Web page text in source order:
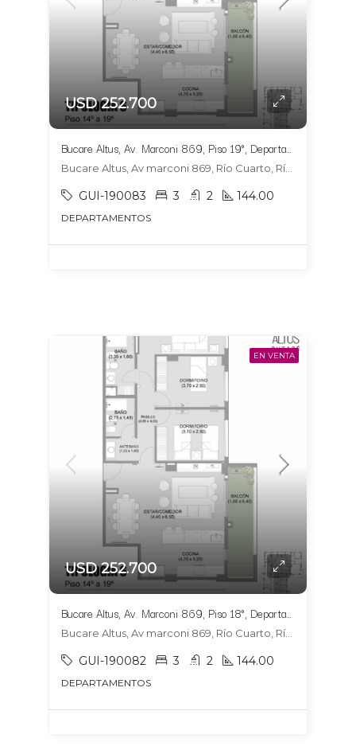
USD 252.700
Bucare Altus, Av. Marconi 869, Piso 19°, Departamento 1904, Tipologia 6
Bucare Altus, Av marconi 869, Río Cuarto, Río Cuarto
GUI-190083 3 2 144.00
DEPARTAMENTOS
EN VENTA
USD 252.700
Bucare Altus, Av. Marconi 869, Piso 18°, Departamento 1804, Tipologia 6
Bucare Altus, Av marconi 869, Río Cuarto, Río Cuarto
GUI-190082 3 2 144.00
DEPARTAMENTOS